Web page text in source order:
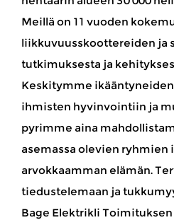
Meillä on 11 vuoden
liikkuvuusskoottereiden ja
tutkimuksesta ja
Keskitymme
ihmisten hyvinvointiin ja
pyrimme aina
asemassa olevien ryhmien
arvokkaamman elämän.
tiedustelemaan ja
Bage Elektrikli